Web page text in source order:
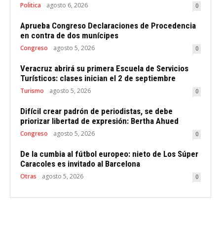
Politica agosto 6, 2026 0
Aprueba Congreso Declaraciones de Procedencia
en contra de dos munícipes
Congreso agosto 5, 2026 0
Veracruz abrirá su primera Escuela de Servicios
Turísticos: clases inician el 2 de septiembre
Turismo agosto 5, 2026 0
Difícil crear padrón de periodistas, se debe
priorizar libertad de expresión: Bertha Ahued
Congreso agosto 5, 2026 0
De la cumbia al fútbol europeo: nieto de Los Súper
Caracoles es invitado al Barcelona
Otras agosto 5, 2026 0